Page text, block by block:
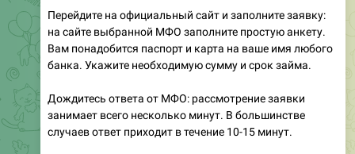
Перейдите на официальный сайт и заполните заявку:
на сайте выбранной МФО заполните простую анкету.
Вам понадобится паспорт и карта на ваше имя любого
банка. Укажите необходимую сумму и срок займа.
Дождитесь ответа от МФО: рассмотрение заявки
занимает всего несколько минут. В большинстве
случаев ответ приходит в течение 10-15 минут.